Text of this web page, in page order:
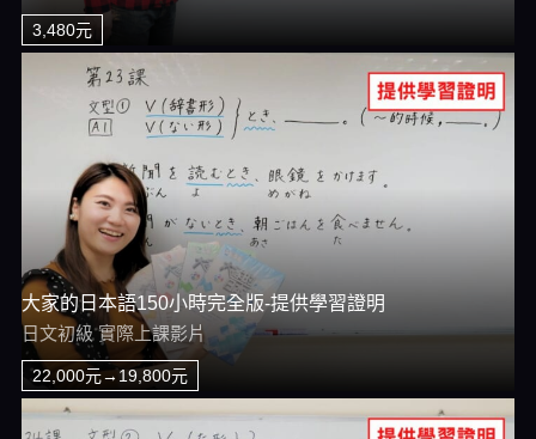
3,480元
大家的日本語150小時完全版-提供學習證明
日文初級 實際上課影片
22,000元→19,800元